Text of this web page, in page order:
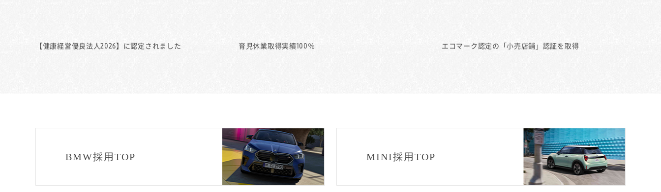
【健康経営優良法人2026】に認定されました 育児休業取得実績100％ エコマーク認定の「小売店舗」認証を取得
BMW採用TOP MINI採用TOP